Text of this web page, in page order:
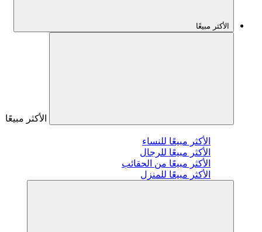
الأكثر مبيعًا
الأكثر مبيعًا
الأكثر مبيعًا للنساء
الأكثر مبيعًا للرجال
الأكثر مبيعًا من الحقائب
الأكثر مبيعًا للمنزل